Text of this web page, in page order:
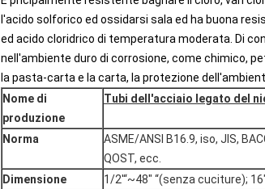
l'acido solforico ed ossidarsi sala ed ha buona
ed acido cloridrico di temperatura moderata. Di
nell'ambiente duro di corrosione, come chimico,
la pasta-carta e la carta, la protezione
Nome di
produzione
Tubi dell'acciaio legato del
Norma
ASME/ANSI B16.9, iso, JIS,
QOST, ecc.
Dimensione
1/2'“~48" “(senza cuciture);